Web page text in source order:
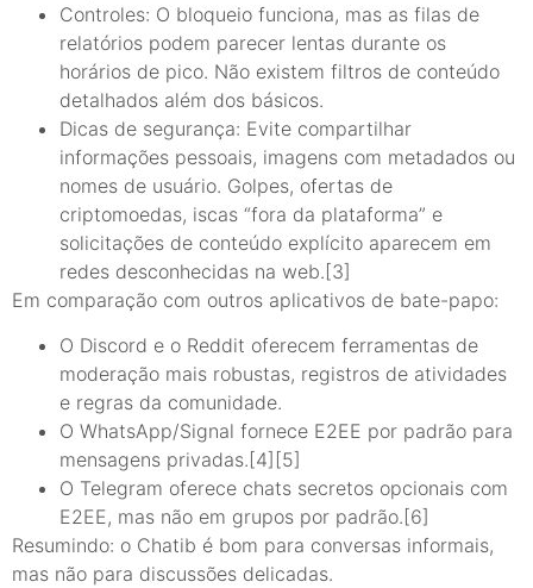
Controles: O bloqueio funciona, mas as filas de
relatórios podem parecer lentas durante os
horários de pico. Não existem filtros de conteúdo
detalhados além dos básicos.
Dicas de segurança: Evite compartilhar
informações pessoais, imagens com metadados ou
nomes de usuário. Golpes, ofertas de
criptomoedas, iscas “fora da plataforma” e
solicitações de conteúdo explícito aparecem em
redes desconhecidas na web.[3]
Em comparação com outros aplicativos de bate-papo:
O Discord e o Reddit oferecem ferramentas de
moderação mais robustas, registros de atividades
e regras da comunidade.
O WhatsApp/Signal fornece E2EE por padrão para
mensagens privadas.[4][5]
O Telegram oferece chats secretos opcionais com
E2EE, mas não em grupos por padrão.[6]
Resumindo: o Chatib é bom para conversas informais,
mas não para discussões delicadas.